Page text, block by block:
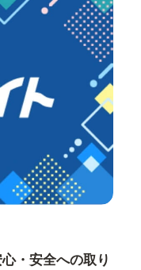
・安全への取り